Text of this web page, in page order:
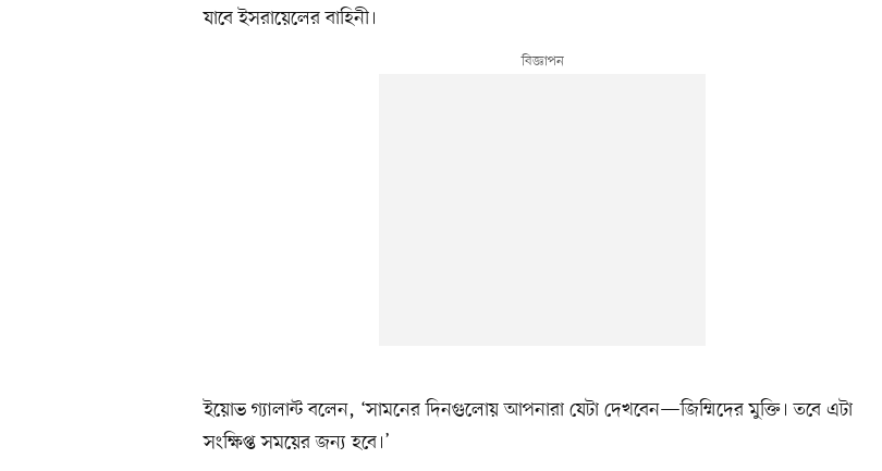
যাবে ইসরায়েলের বাহিনী।
ইয়োভ গ্যালান্ট বলেন, ‘সামনের দিনগুলোয় আপনারা যেটা দেখবেন—জিম্মিদের মুক্তি। তবে এটা
সংক্ষিপ্ত সময়ের জন্য হবে।’